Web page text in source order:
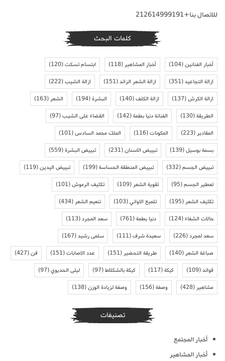
للاتصال بنا+212614999191
كلمات البحث
أخبار الفنانين(104) أخبار المشاهير(118) ابتسام تسكت(120)
ازالة التجاعيد(351) ازالة الشعر الزائد(151) ازالة الشيب(222)
ازالة الكرش(137) ازالة الكلف(140) البشرة(194) الشعر(163)
الطريقة(130) الفنانة دنيا بطمة(142) القضاء على الشيب(97)
المقادير(223) المكونات(116) الملك محمد السادس(101)
بسمة بوسيل(139) تبييض الاسنان(231) تبييض البشرة(559)
تبييض الجسم(332) تبييض المنطقة الحساسة(199) تبييض اليدين(119)
تعطير الجسم(95) تقوية الشعر(109) تكثيف الرموش(101)
تكثيف الشعر(195) تلميع الاواني(103) تنعيم الشعر(434)
حالات الشفاء(124) دنيا بطمة(761) سعد المجرد(113)
سعد لمجرد(226) سعيدة شرف(111) سلمى رشيد(167)
صباغة الشعر(140) طريقة التحضير(151) عدد الاصابات(151) فن(427)
فوائد(109) كيكة(117) كيكة بالشكلاط(97) ليلى الحديوي(97)
مشاهير(428) وصفة(156) وصفة لزيادة الوزن(138)
تصنيفات
أخبار المجتمع
أخبار المشاهير